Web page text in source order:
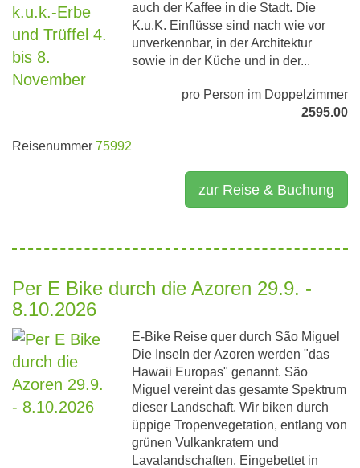
auch der Kaffee in die Stadt. Die
K.u.K. Einflüsse sind nach wie vor
unverkennbar, in der Architektur
sowie in der Küche und in der...
pro Person im Doppelzimmer
2595.00
Reisenummer 75992
zur Reise & Buchung
Per E Bike durch die Azoren 29.9. -
8.10.2026
E-Bike Reise quer durch São Miguel
Die Inseln der Azoren werden "das
Hawaii Europas" genannt. São
Miguel vereint das gesamte Spektrum
dieser Landschaft. Wir biken durch
üppige Tropenvegetation, entlang von
grünen Vulkankratern und
Lavalandschaften. Eingebettet in